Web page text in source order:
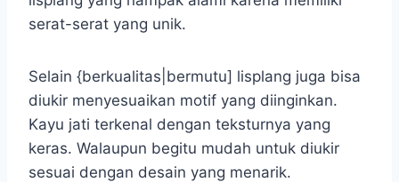
serat-serat yang unik.
Selain {berkualitas|bermutu] lisplang juga bisa
diukir menyesuaikan motif yang diinginkan.
Kayu jati terkenal dengan teksturnya yang
keras. Walaupun begitu mudah untuk diukir
sesuai dengan desain yang menarik.